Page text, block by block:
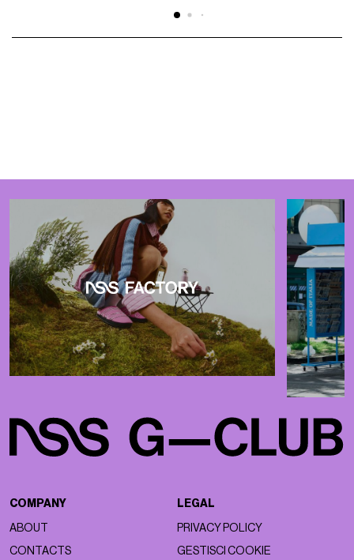
COMPANY
ABOUT
CONTACTS
LEGAL
PRIVACY POLICY
GESTISCI COOKIE